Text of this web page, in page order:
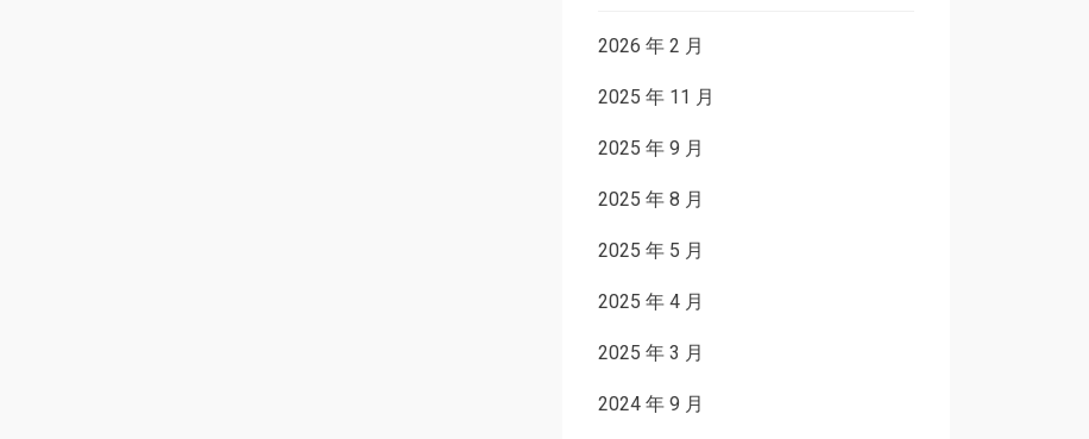
2026 年 2 月
2025 年 11 月
2025 年 9 月
2025 年 8 月
2025 年 5 月
2025 年 4 月
2025 年 3 月
2024 年 9 月